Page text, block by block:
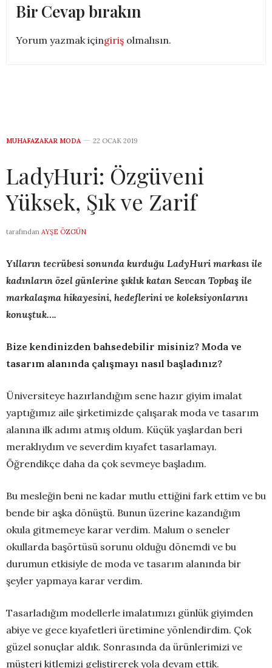
Bir Cevap bırakın
Yorum yazmak içingiriş olmalısın.
MUHAFAZAKAR MODA 22 OCAK 2019
LadyHuri: Özgüveni
Yüksek, Şık ve Zarif
tarafından AYŞE ÖZGÜN
Yılların tecrübesi sonunda kurduğu LadyHuri markası ile
kadınların özel günlerine şıklık katan Sevcan Topbaş ile
markalaşma hikayesini, hedeflerini ve koleksiyonlarını
konuştuk….
Bize kendinizden bahsedebilir misiniz? Moda ve
tasarım alanında çalışmayı nasıl başladınız?
Üniversiteye hazırlandığım sene hazır giyim imalat
yaptığımız aile şirketimizde çalışarak moda ve tasarım
alanına ilk adımı atmış oldum. Küçük yaşlardan beri
meraklıydım ve severdim kıyafet tasarlamayı.
Öğrendikçe daha da çok sevmeye başladım.
Bu mesleğin beni ne kadar mutlu ettiğini fark ettim ve bu
bende bir aşka dönüştü. Bunun üzerine kazandığım
okula gitmemeye karar verdim. Malum o seneler
okullarda başörtüsü sorunu olduğu dönemdi ve bu
durumun etkisiyle de moda ve tasarım alanında bir
şeyler yapmaya karar verdim.
Tasarladığım modellerle imalatımızı günlük giyimden
abiye ve gece kıyafetleri üretimine yönlendirdim. Çok
güzel sonuçlar aldık. Sonrasında da ürünlerimizi ve
müşteri kitlemizi geliştirerek yola devam ettik.